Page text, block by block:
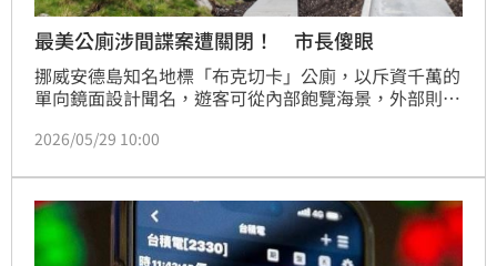
最美公廁涉間諜案遭關閉！ 市長傻眼
挪威安德島知名地標「布克切卡」公廁，以斥資千萬的
單向鏡面設計聞名，遊客可從內部飽覽海景，外部則完
處鄰近關鍵太空發射場，其「外人無法窺視」的特性恐
長強烈批評，認為鎖閉公廁無助國安。這座具備文化遺
址意義的建築，目前因地緣政治風暴重開無期。
2026/05/29 10:00